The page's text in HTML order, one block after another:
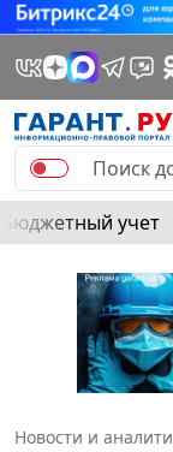
Бюджетный учет
Новости и